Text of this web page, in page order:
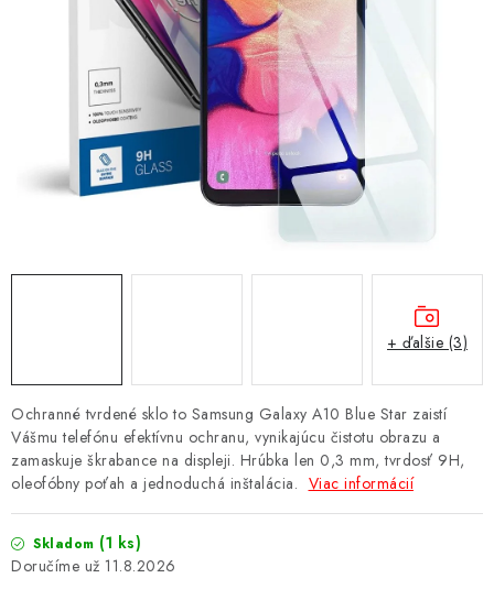
NÁRAMKY NA HODINKY
SLÚCHADLÁ, REPRODUKTORY A MIKROFÓNY
AUTO MOTO
EXKLUZÍVNE ZNAČKY
PRÍSLUŠENSTVO K NOTEBOOKOM A PC
BATÉRIE VARTA
MULTIMÉDIÁ
Ochranné tvrdené sklo to Samsung Galaxy A10 Blue Star zaistí
Vášmu telefónu efektívnu ochranu, vynikajúcu čistotu obrazu a
zamaskuje škrabance na displeji. Hrúbka len 0,3 mm, tvrdosť 9H,
oleofóbny poťah a jednoduchá inštalácia. Viac informácií
Skladom (1 ks)
11.8.2026
+ ďalšie (3)